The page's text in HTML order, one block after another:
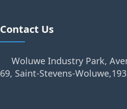
Contact Us
Woluwe Industry Park,
69, Saint-Stevens-